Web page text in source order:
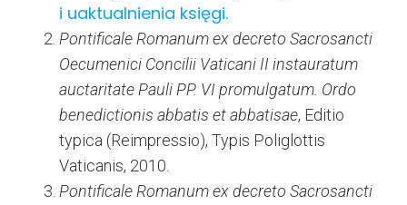
i uaktualnienia księgi.
Pontificale Romanum ex decreto Sacrosancti
Oecumenici Concilii Vaticani II instauratum
auctaritate Pauli PP. VI promulgatum. Ordo
benedictionis abbatis et abbatisae, Editio
typica (Reimpressio), Typis Poliglottis
Vaticanis, 2010.
Pontificale Romanum ex decreto Sacrosancti